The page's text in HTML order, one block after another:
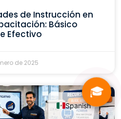
de Instrucción en
Básico
Efectivo
de 2025
🎓
Spanish